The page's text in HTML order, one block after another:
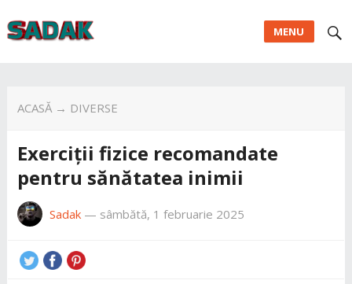
MENU
ACASĂ→ DIVERSE
Exerciții fizice recomandate
pentru sănătatea inimii
Sadak— sâmbătă, 1 februarie 2025